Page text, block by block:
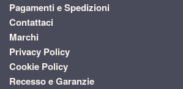
Pagamenti e Spedizioni
Contattaci
Marchi
Privacy Policy
Cookie Policy
Recesso e Garanzie